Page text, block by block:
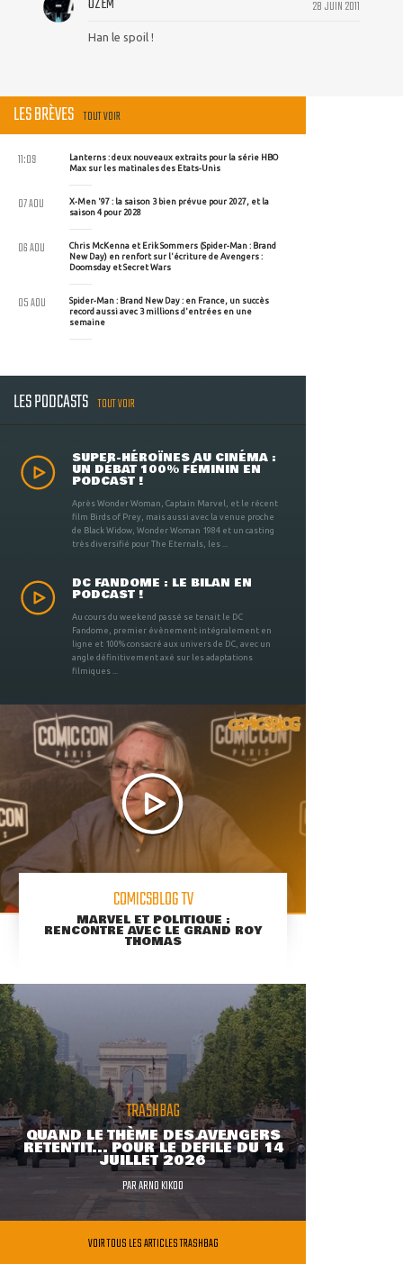
28 JUIN 2011
Han le spoil !
LES BRÈVES TOUT VOIR
Lanterns : deux nouveaux extraits pour la série HBO
Max sur les matinales des Etats-Unis
11:09
X-Men '97 : la saison 3 bien prévue pour 2027, et la
saison 4 pour 2028
07 AOU
Chris McKenna et Erik Sommers (Spider-Man : Brand
New Day) en renfort sur l'écriture de Avengers :
Doomsday et Secret Wars
06 AOU
Spider-Man : Brand New Day : en France, un succès
record aussi avec 3 millions d'entrées en une
semaine
05 AOU
LES PODCASTS TOUT VOIR
SUPER-HÉROÏNES AU CINÉMA :
UN DÉBAT 100% FÉMININ EN
PODCAST !
Après Wonder Woman, Captain Marvel, et le récent
film Birds of Prey, mais aussi avec la venue proche
de Black Widow, Wonder Woman 1984 et un casting
très diversifié pour The Eternals, les ...
DC FANDOME : LE BILAN EN
PODCAST !
Au cours du weekend passé se tenait le DC
Fandome, premier évènement intégralement en
ligne et 100% consacré aux univers de DC, avec un
angle définitivement axé sur les adaptations
filmiques ...
COMICSBLOG TV
MARVEL ET POLITIQUE :
RENCONTRE AVEC LE GRAND ROY
THOMAS
TRASHBAG
QUAND LE THÈME DES AVENGERS
RETENTIT... POUR LE DÉFILÉ DU 14
JUILLET 2026
PARARNO KIKOO
VOIR TOUS LES ARTICLES TRASHBAG